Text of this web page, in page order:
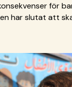
för
har slutat att